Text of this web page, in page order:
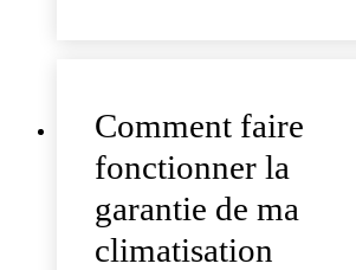
Comment faire
fonctionner la
garantie de ma
climatisation